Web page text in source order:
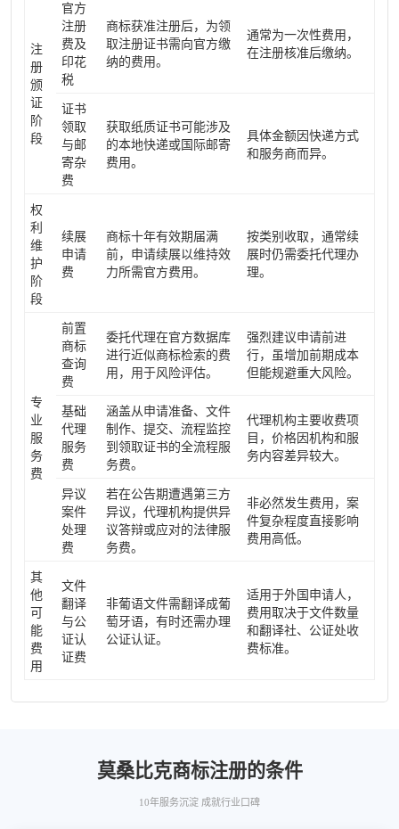
注
册
颁
证
阶
段
官方
注册
费及
印花
税
商标获准注册后，为领
取注册证书需向官方缴
纳的费用。
通常为一次性费用，
在注册核准后缴纳。
证书
领取
与邮
寄杂
费
获取纸质证书可能涉及
的本地快递或国际邮寄
费用。
具体金额因快递方式
和服务商而异。
权
利
维
护
阶
段
续展
申请
费
商标十年有效期届满
前，申请续展以维持效
力所需官方费用。
按类别收取，通常续
展时仍需委托代理办
理。
专
业
服
务
费
前置
商标
查询
费
委托代理在官方数据库
进行近似商标检索的费
用，用于风险评估。
强烈建议申请前进
行，虽增加前期成本
但能规避重大风险。
基础
代理
服务
费
涵盖从申请准备、文件
制作、提交、流程监控
到领取证书的全流程服
务费。
代理机构主要收费项
目，价格因机构和服
务内容差异较大。
异议
案件
处理
费
若在公告期遭遇第三方
异议，代理机构提供异
议答辩或应对的法律服
务费。
非必然发生费用，案
件复杂程度直接影响
费用高低。
其
他
可
能
费
用
文件
翻译
与公
证认
证费
非葡语文件需翻译成葡
萄牙语，有时还需办理
公证认证。
适用于外国申请人，
费用取决于文件数量
和翻译社、公证处收
费标准。
莫桑比克商标注册的条件
10年服务沉淀 成就行业口碑